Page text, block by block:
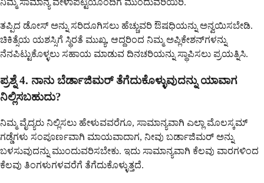
ನಿಮ್ಮ ಸಾಮಾನ್ಯ ವೇಳಾಪಟ್ಟಿಯೊಂದಿಗೆ ಮುಂದುವರಿಯಿರಿ.
ತಪ್ಪಿದ ಡೋಸ್ ಅನ್ನು ಸರಿದೂಗಿಸಲು ಹೆಚ್ಚುವರಿ ಔಷಧಿಯನ್ನು ಅನ್ವಯಿಸಬೇಡಿ.
ಚಿಕಿತ್ಸೆಯ ಯಶಸ್ಸಿಗೆ ಸ್ಥಿರತೆ ಮುಖ್ಯ, ಆದ್ದರಿಂದ ನಿಮ್ಮ ಅಪ್ಲಿಕೇಶನ್‌ಗಳನ್ನು
ನೆನಪಿಟ್ಟುಕೊಳ್ಳಲು ಸಹಾಯ ಮಾಡುವ ದಿನಚರಿಯನ್ನು ಸ್ಥಾಪಿಸಲು ಪ್ರಯತ್ನಿಸಿ.
ಪ್ರಶ್ನೆ 4. ನಾನು ಬೆರ್ಡಾಜಿಮರ್ ತೆಗೆದುಕೊಳ್ಳುವುದನ್ನು ಯಾವಾಗ
ನಿಲ್ಲಿಸಬಹುದು?
ನಿಮ್ಮ ವೈದ್ಯರು ನಿಲ್ಲಿಸಲು ಹೇಳುವವರೆಗೂ, ಸಾಮಾನ್ಯವಾಗಿ ಎಲ್ಲಾ ಮೊಲಸ್ಕಮ್
ಗಡ್ಡೆಗಳು ಸಂಪೂರ್ಣವಾಗಿ ಮಾಯವಾದಾಗ, ನೀವು ಬರ್ಡಾಜಿಮರ್ ಅನ್ನು
ಬಳಸುವುದನ್ನು ಮುಂದುವರಿಸಬೇಕು. ಇದು ಸಾಮಾನ್ಯವಾಗಿ ಕೆಲವು ವಾರಗಳಿಂದ
ಕೆಲವು ತಿಂಗಳುಗಳವರೆಗೆ ತೆಗೆದುಕೊಳ್ಳುತ್ತದೆ.